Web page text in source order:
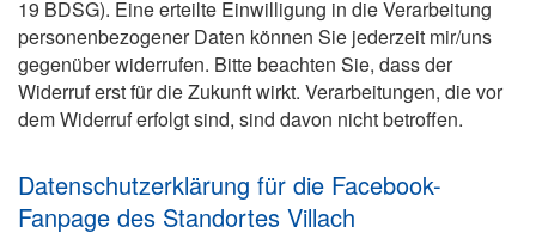
19 BDSG). Eine erteilte Einwilligung in die Verarbeitung
personenbezogener Daten können Sie jederzeit mir/uns
gegenüber widerrufen. Bitte beachten Sie, dass der
Widerruf erst für die Zukunft wirkt. Verarbeitungen, die vor
dem Widerruf erfolgt sind, sind davon nicht betroffen.
Datenschutzerklärung für die Facebook-
Fanpage des Standortes Villach